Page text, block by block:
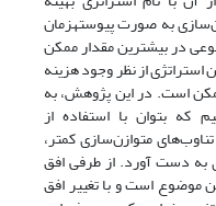
به صورت پیوسته­زمان
در بیشترین مقدار ممکن
استراتژی از نظر وجود هزینه
است. در این پژوهش، به
که بتوان با استفاده از
تناوب‌های متوازن‌سازی کمتر،
به دست آورد. از طرفی افق
موضوع است و با تغییر افق